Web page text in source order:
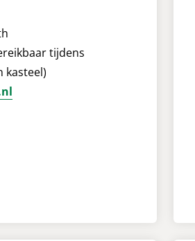
tijdens
kasteel)